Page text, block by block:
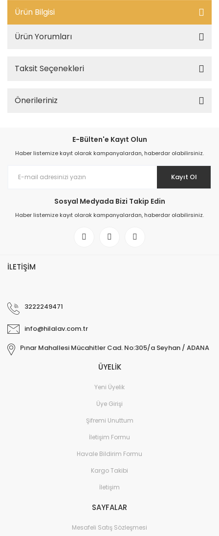
Ürün Bilgisi
Ürün Yorumları
Taksit Seçenekleri
Önerileriniz
E-Bülten'e Kayıt Olun
Haber listemize kayıt olarak kampanyalardan, haberdar olabilirsiniz.
Kayıt Ol
Sosyal Medyada Bizi Takip Edin
Haber listemize kayıt olarak kampanyalardan, haberdar olabilirsiniz.
İLETİŞİM
3222249471
info@hilalav.com.tr
Pınar Mahallesi Mücahitler Cad. No:305/a Seyhan / ADANA
ÜYELİK
Yeni Üyelik
Üye Girişi
Şifremi Unuttum
İletişim Formu
Havale Bildirim Formu
Kargo Takibi
İletişim
SAYFALAR
Mesafeli Satış Sözleşmesi